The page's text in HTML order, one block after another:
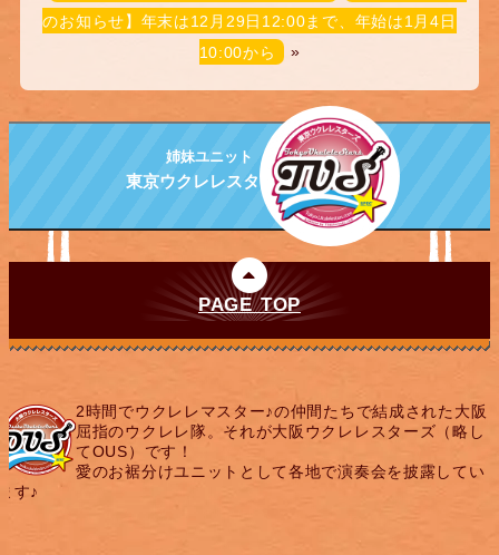
のお知らせ】年末は12月29日12:00まで、年始は1月4日
10:00から »
姉妹ユニット
東京ウクレレスターズ
PAGE TOP
2時間でウクレレマスター♪の仲間たちで結成された大阪
屈指のウクレレ隊。それが大阪ウクレレスターズ（略し
てOUS）です！
愛のお裾分けユニットとして各地で演奏会を披露してい
す♪